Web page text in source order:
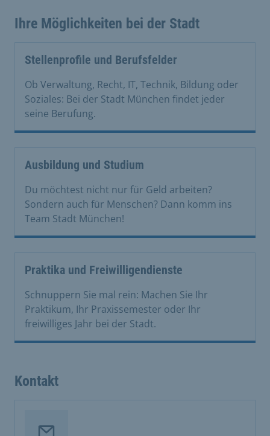
Ihre Möglichkeiten bei der Stadt
Stellenprofile und Berufsfelder
Ob Verwaltung, Recht, IT, Technik, Bildung oder
Soziales: Bei der Stadt München findet jeder
seine Berufung.
Ausbildung und Studium
Du möchtest nicht nur für Geld arbeiten?
Sondern auch für Menschen? Dann komm ins
Team Stadt München!
Praktika und Freiwilligendienste
Schnuppern Sie mal rein: Machen Sie Ihr
Praktikum, Ihr Praxissemester oder Ihr
freiwilliges Jahr bei der Stadt.
Kontakt